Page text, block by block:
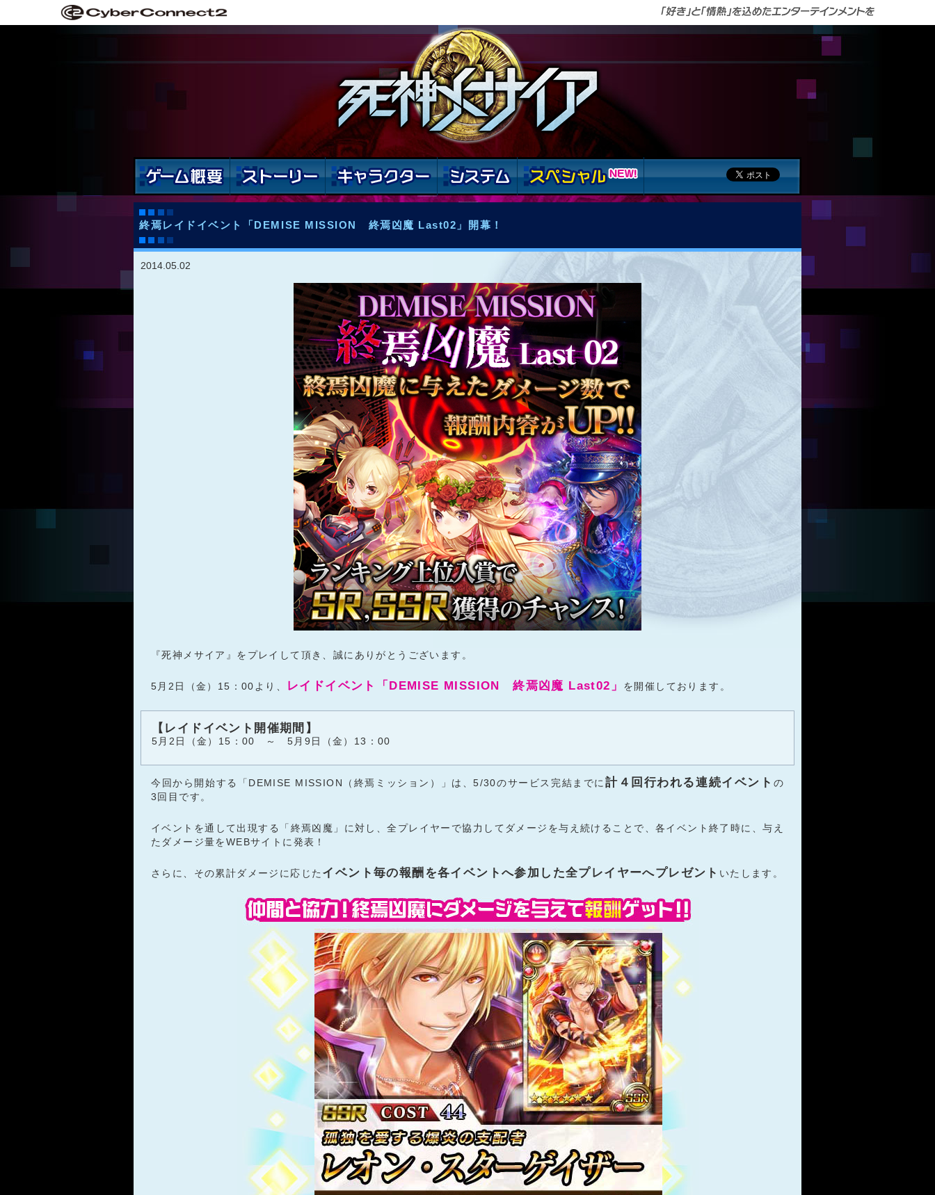
終焉レイドイベント「DEMISE MISSION 終焉凶魔 Last02」開幕！
2014.05.02
『死神メサイア』をプレイして頂き、誠にありがとうございます。
5月2日（金）15：00より、 レイドイベント「DEMISE MISSION 終焉凶魔 Last02」 を開催しております。
【レイドイベント開催期間】
5月2日（金）15：00 ～ 5月9日（金）13：00
今回から開始する「DEMISE MISSION（終焉ミッション）」は、5/30のサービス完結までに 計４回行われる連続イベント の
3回目です。
イベントを通して出現する「終焉凶魔」に対し、全プレイヤーで協力してダメージを与え続けることで、各イベント終了時に、与え
たダメージ量をWEBサイトに発表！
さらに、その累計ダメージに応じた イベント毎の報酬を各イベントへ参加した全プレイヤーへプレゼント いたします。